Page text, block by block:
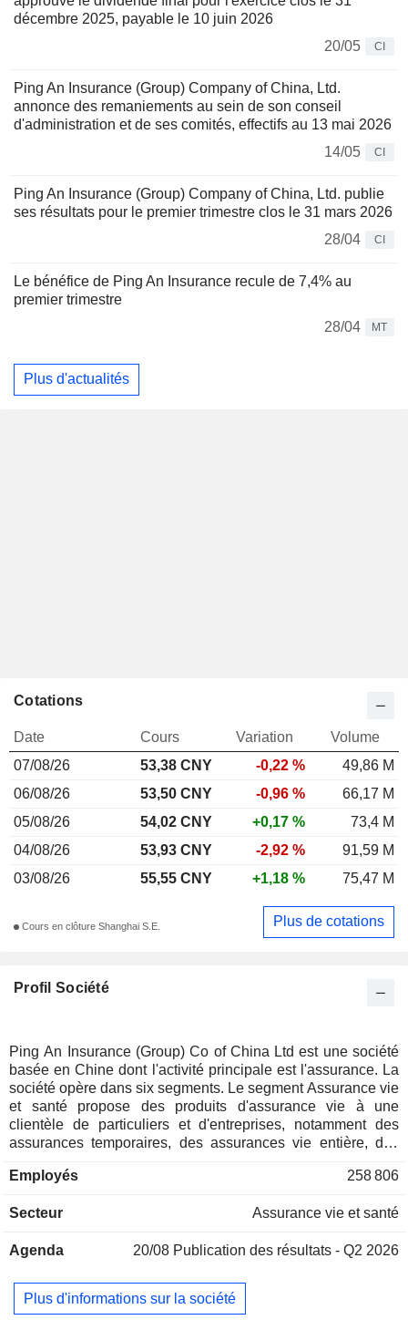
décembre 2025, payable le 10 juin 2026
20/05
CI
Ping An Insurance (Group) Company of China, Ltd.
annonce des remaniements au sein de son conseil
d'administration et de ses comités, effectifs au 13 mai 2026
14/05
CI
Ping An Insurance (Group) Company of China, Ltd. publie
ses résultats pour le premier trimestre clos le 31 mars 2026
28/04
CI
Le bénéfice de Ping An Insurance recule de 7,4% au
premier trimestre
28/04
MT
Plus d'actualités
Profil Société
Ping An Insurance (Group) Co of China Ltd est une société
basée en Chine dont l'activité principale est l'assurance. La
société opère dans six segments. Le segment Assurance vie
et santé propose des produits d'assurance vie à une
clientèle de particuliers et d'entreprises, notamment des
assurances temporaires, des assurances vie entière, des
à des placements, des assurances vie universelles et
produits d'assurance de biens, notamment l'assurance
santé, ainsi que d'autres produits. Le segment Banque
de patrimoine, des services de cartes de crédit et d'autres
services. Le segment Gestion d'actifs fournit des services
Employés 258 806
Secteur Assurance vie et santé
Agenda 20/08 Publication des résultats - Q2 2026
Plus d'informations sur la société
Cotations
Date Cours Variation
Volume
07/08/26
53,38 CNY -0,22 %
49,86 M
06/08/26
53,50 CNY -0,96 %
66,17 M
05/08/26
54,02 CNY +0,17 %
73,4 M
04/08/26
53,93 CNY -2,92 %
91,59 M
03/08/26
55,55 CNY +1,18 % 75,47 M
Cours en clôture Shanghai S.E. Plus de cotations